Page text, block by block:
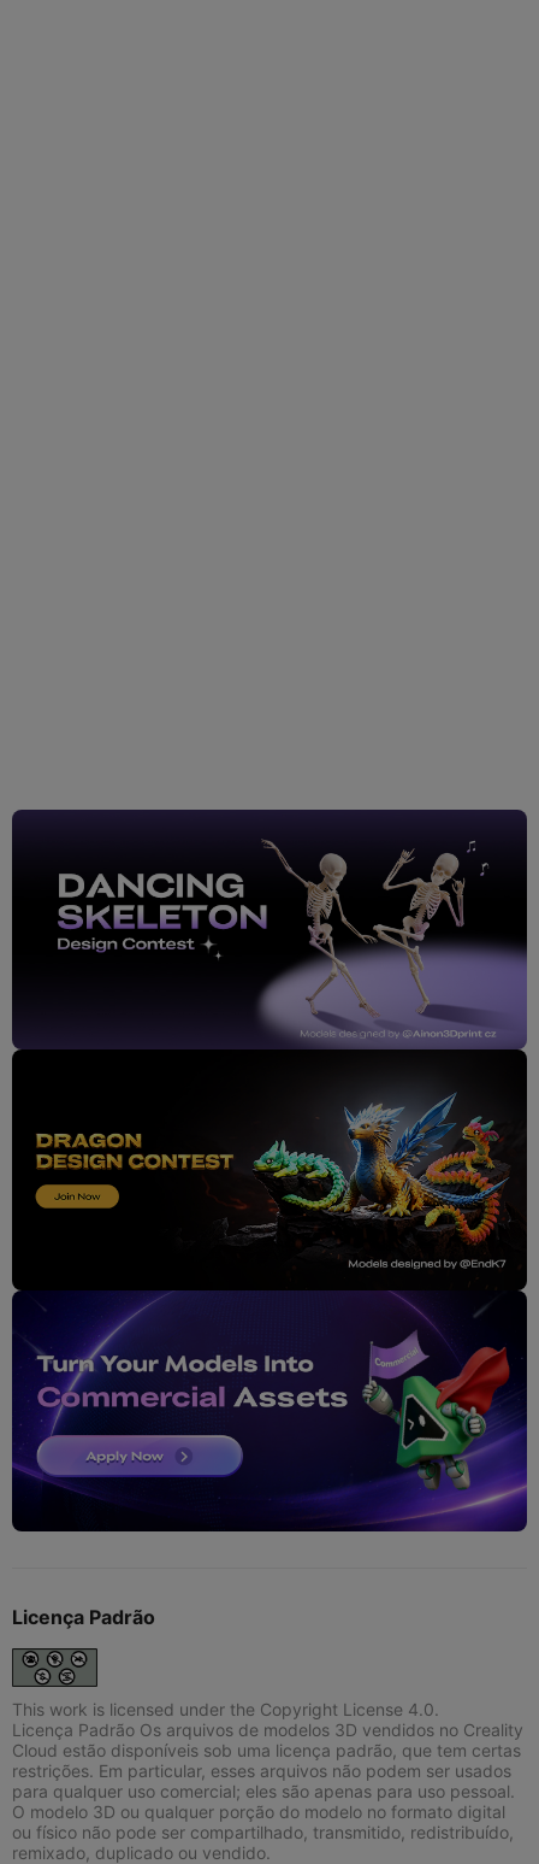
Licença Padrão
This work is licensed under the Copyright License 4.0.
Licença Padrão Os arquivos de modelos 3D vendidos no Creality
Cloud estão disponíveis sob uma licença padrão, que tem certas
restrições. Em particular, esses arquivos não podem ser usados
para qualquer uso comercial; eles são apenas para uso pessoal.
O modelo 3D ou qualquer porção do modelo no formato digital
ou físico não pode ser compartilhado, transmitido, redistribuído,
remixado, duplicado ou vendido.